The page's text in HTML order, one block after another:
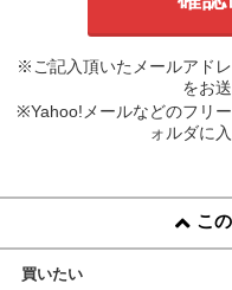
※ご記入頂いたメールアド
をお
※Yahoo!メールなどのフリ
ォルダに
こ
買いたい